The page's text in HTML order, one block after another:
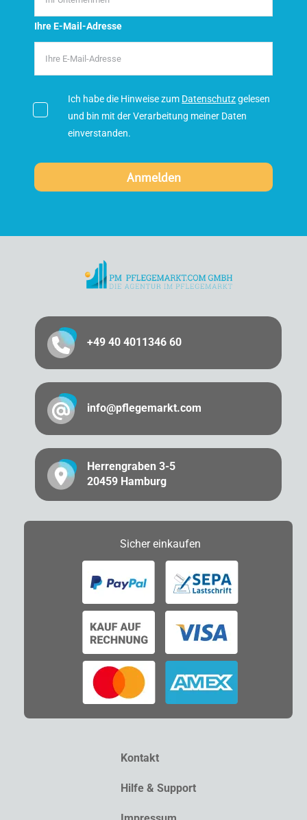
Ihre E-Mail-Adresse
Ich habe die Hinweise zum Datenschutzgelesen
und bin mit der Verarbeitung meiner Daten
einverstanden.
+49 40 4011346 60
info@pflegemarkt.com
Herrengraben 3-5
20459 Hamburg
Sichereinkaufen
Kontakt
Hilfe & Support